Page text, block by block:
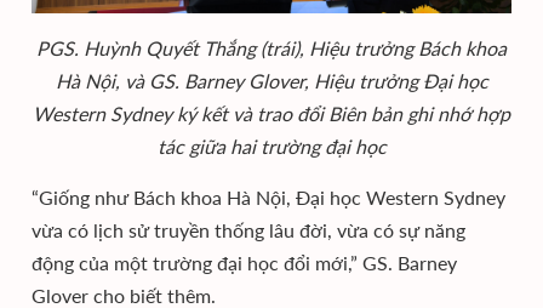
PGS. Huỳnh Quyết Thắng (trái), Hiệu trưởng Bách khoa
Hà Nội, và GS. Barney Glover, Hiệu trưởng Đại học
Western Sydney ký kết và trao đổi Biên bản ghi nhớ hợp
tác giữa hai trường đại học
“Giống như Bách khoa Hà Nội, Đại học Western Sydney
vừa có lịch sử truyền thống lâu đời, vừa có sự năng
động của một trường đại học đổi mới,” GS. Barney
Glover cho biết thêm.